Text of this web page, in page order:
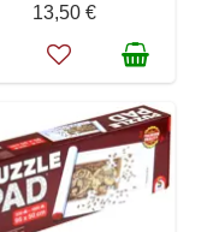
13,50 €